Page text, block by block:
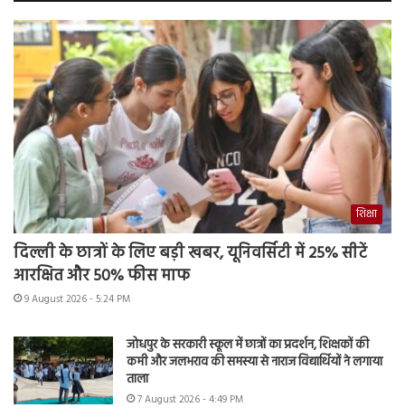
शिक्षा
दिल्ली के छात्रों के लिए बड़ी खबर, यूनिवर्सिटी में 25% सीटें
आरक्षित और 50% फीस माफ
9 August 2026 - 5:24 PM
जोधपुर के सरकारी स्कूल में छात्रों का प्रदर्शन, शिक्षकों की
कमी और जलभराव की समस्या से नाराज विद्यार्थियों ने लगाया
ताला
7 August 2026 - 4:49 PM